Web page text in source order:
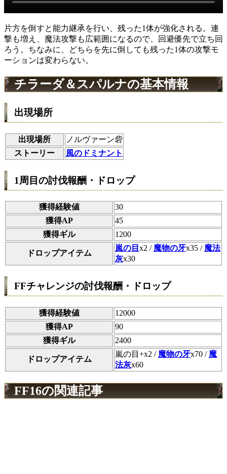
片方を倒すと能力継承を行い、残った1体が強化される。連
撃も増え、魔法攻撃も広範囲になるので、回避優先で立ち回
ろう。ちなみに、どちらを先に倒しても残った1体の攻撃モ
ーションは変わらない。
チラーダ＆スパルナの基本情報
出現場所
出現場所
ノルヴァーン砦
ストーリー
風のドミナント
1周目の討伐報酬・ドロップ
獲得経験値
30
獲得AP
45
獲得ギル
1200
ドロップアイテム
嵐の目 x2 / 魔物の牙x35 / 魔法
灰x30
FFチャレンジの討伐報酬・ドロップ
獲得経験値
12000
獲得AP
90
獲得ギル
2400
ドロップアイテム
嵐の目+x2 / 魔物の牙x70 / 魔
法灰x60
FF16の関連記事